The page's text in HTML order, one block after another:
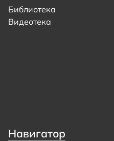
Библиотека
Видеотека
Навигатор